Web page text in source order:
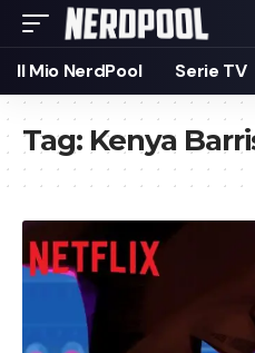
Il Mio NerdPool Serie TV
Tag: Kenya